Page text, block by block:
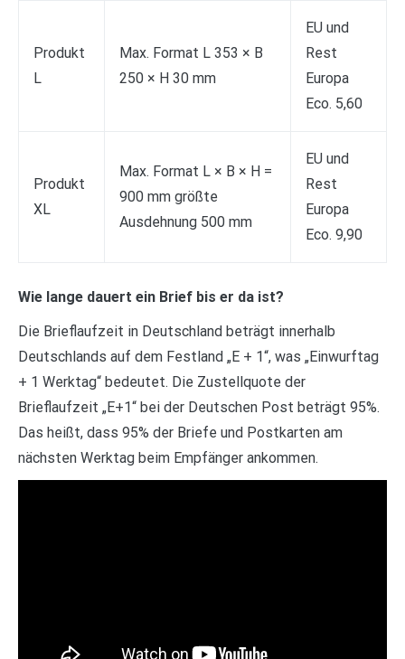
Produkt
L
Max. Format L 353 × B
250 × H 30 mm
EU und
Rest
Europa
Eco. 5,60
Produkt
XL
Max. Format L × B × H =
900 mm größte
Ausdehnung 500 mm
EU und
Rest
Europa
Eco. 9,90
Wie lange dauert ein Brief bis er da ist?
Die Brieflaufzeit in Deutschland beträgt innerhalb
Deutschlands auf dem Festland „E + 1“, was „Einwurftag
+ 1 Werktag“ bedeutet. Die Zustellquote der
Brieflaufzeit „E+1“ bei der Deutschen Post beträgt 95%.
Das heißt, dass 95% der Briefe und Postkarten am
nächsten Werktag beim Empfänger ankommen.